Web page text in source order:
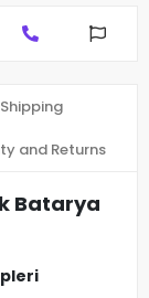
and Returns
Batarya